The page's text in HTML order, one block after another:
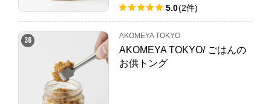
5.0(2件)
36 AKOMEYA TOKYO
AKOMEYA TOKYO/ ごはんの
お供トング